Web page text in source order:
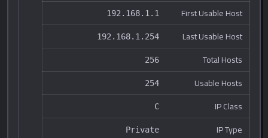
First Usable Host
192.168.1.1
Last Usable Host
192.168.1.254
Total Hosts
256
Usable Hosts
254
IP Class
C
IP Type
Private